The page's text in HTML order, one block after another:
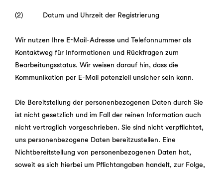
(2) Datum und Uhrzeit der Registrierung
Wir nutzen Ihre E-Mail-Adresse und Telefonnummer als
Kontaktweg für Informationen und Rückfragen zum
Bearbeitungsstatus. Wir weisen darauf hin, dass die
Kommunikation per E-Mail potenziell unsicher sein kann.
Die Bereitstellung der personenbezogenen Daten durch Sie
ist nicht gesetzlich und im Fall der reinen Information auch
nicht vertraglich vorgeschrieben. Sie sind nicht verpflichtet,
uns personenbezogene Daten bereitzustellen. Eine
Nichtbereitstellung von personenbezogenen Daten hat,
soweit es sich hierbei um Pflichtangaben handelt, zur Folge,